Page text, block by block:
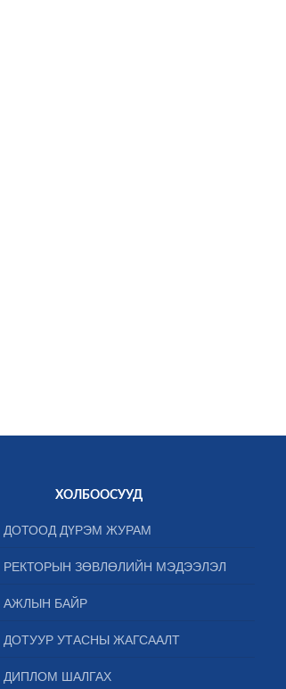
ХОЛБООСУУД
ДОТООД ДҮРЭМ ЖУРАМ
РЕКТОРЫН ЗӨВЛӨЛИЙН МЭДЭЭЛЭЛ
АЖЛЫН БАЙР
ДОТУУР УТАСНЫ ЖАГСААЛТ
ДИПЛОМ ШАЛГАХ